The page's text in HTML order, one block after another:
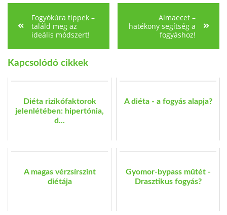
Fogyókúra tippek –
találd meg az
ideális módszert!
Almaecet –
hatékony segítség a
fogyáshoz!
Kapcsolódó cikkek
Diéta rizikófaktorok
jelenlétében: hipertónia,
d...
A diéta - a fogyás alapja?
A magas vérzsírszint
diétája
Gyomor-bypass műtét -
Drasztikus fogyás?